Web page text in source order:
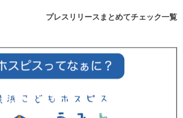
プレスリリースまとめてチェック一覧